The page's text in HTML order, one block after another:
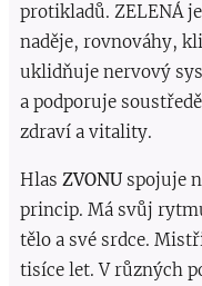
protikladů. ZELENÁ
naděje, rovnováhy,
uklidňuje nervový
a podporuje
zdraví a vitality.
Hlas ZVONU spojuje
princip. Má svůj
tělo a své srdce.
tisíce let. V různých